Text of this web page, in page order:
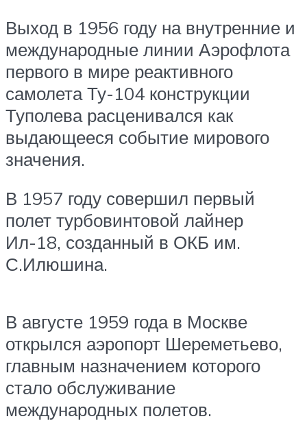
Выход в 1956 году на внутренние и
международные линии Аэрофлота
первого в мире реактивного
самолета Ту-104 конструкции
Туполева расценивался как
выдающееся событие мирового
значения.
В 1957 году совершил первый
полет турбовинтовой лайнер
Ил-18, созданный в ОКБ им.
С.Илюшина.
В августе 1959 года в Москве
открылся аэропорт Шереметьево,
главным назначением которого
стало обслуживание
международных полетов.